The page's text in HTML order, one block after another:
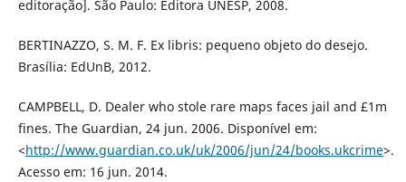
editoração]. São Paulo: Editora UNESP, 2008.
BERTINAZZO, S. M. F. Ex libris: pequeno objeto do desejo.
Brasília: EdUnB, 2012.
CAMPBELL, D. Dealer who stole rare maps faces jail and £1m
fines. The Guardian, 24 jun. 2006. Disponível em:
<http://www.guardian.co.uk/uk/2006/jun/24/books.ukcrime>.
Acesso em: 16 jun. 2014.